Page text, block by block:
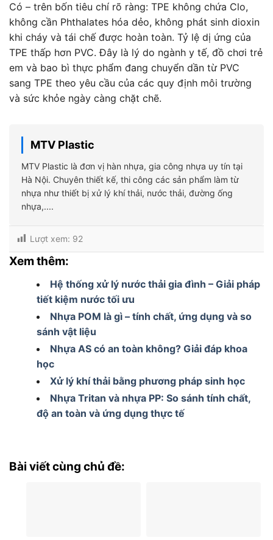
Có – trên bốn tiêu chí rõ ràng: TPE không chứa Clo,
không cần Phthalates hóa dẻo, không phát sinh dioxin
khi cháy và tái chế được hoàn toàn. Tỷ lệ dị ứng của
TPE thấp hơn PVC. Đây là lý do ngành y tế, đồ chơi trẻ
em và bao bì thực phẩm đang chuyển dần từ PVC
sang TPE theo yêu cầu của các quy định môi trường
và sức khỏe ngày càng chặt chẽ.
MTV Plastic
MTV Plastic là đơn vị hàn nhựa, gia công nhựa uy tín tại
Hà Nội. Chuyên thiết kế, thi công các sản phẩm làm từ
nhựa như thiết bị xử lý khí thải, nước thải, đường ống
nhựa,....
Lượt xem: 92
Xem thêm:
Hệ thống xử lý nước thải gia đình – Giải pháp
tiết kiệm nước tối ưu
Nhựa POM là gì – tính chất, ứng dụng và so
sánh vật liệu
Nhựa AS có an toàn không? Giải đáp khoa
học
Xử lý khí thải bằng phương pháp sinh học
Nhựa Tritan và nhựa PP: So sánh tính chất,
độ an toàn và ứng dụng thực tế
Bài viết cùng chủ đề: